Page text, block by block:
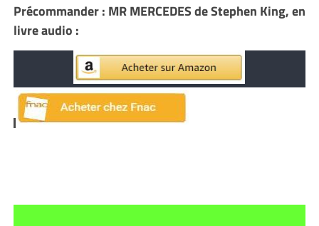
Précommander : MR MERCEDES de Stephen King, en
livre audio :